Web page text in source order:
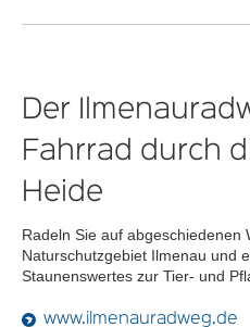
Der
Fahrrad durch
Heide
Radeln Sie auf abgeschiedenen
Naturschutzgebiet Ilmenau und
Staunenswertes zur Tier- und
www.ilmenauradweg.de